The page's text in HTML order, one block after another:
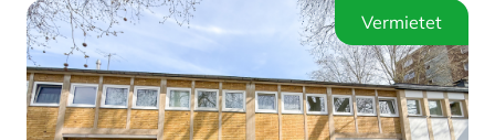
Vermietet